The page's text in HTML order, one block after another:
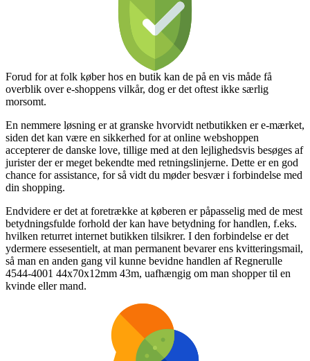
Forud for at folk køber hos en butik kan de på en vis måde få
overblik over e-shoppens vilkår, dog er det oftest ikke særlig
morsomt.
En nemmere løsning er at granske hvorvidt netbutikken er e-mærket,
siden det kan være en sikkerhed for at online webshoppen
accepterer de danske love, tillige med at den lejlighedsvis besøges af
jurister der er meget bekendte med retningslinjerne. Dette er en god
chance for assistance, for så vidt du møder besvær i forbindelse med
din shopping.
Endvidere er det at foretrække at køberen er påpasselig med de mest
betydningsfulde forhold der kan have betydning for handlen, f.eks.
hvilken returret internet butikken tilsikrer. I den forbindelse er det
ydermere essesentielt, at man permanent bevarer ens kvitteringsmail,
så man en anden gang vil kunne bevidne handlen af Regnerulle
4544-4001 44x70x12mm 43m, uafhængig om man shopper til en
kvinde eller mand.